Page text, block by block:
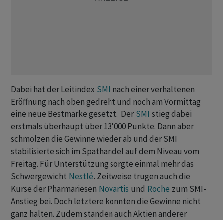
Dabei hat der Leitindex SMI nach einer verhaltenen
Eröffnung nach oben gedreht und noch am Vormittag
eine neue Bestmarke gesetzt. Der SMI stieg dabei
erstmals überhaupt über 13'000 Punkte. Dann aber
schmolzen die Gewinne wieder ab und der SMI
stabilisierte sich im Späthandel auf dem Niveau vom
Freitag. Für Unterstützung sorgte einmal mehr das
Schwergewicht Nestlé. Zeitweise trugen auch die
Kurse der Pharmariesen Novartis und Roche zum SMI-
Anstieg bei. Doch letztere konnten die Gewinne nicht
ganz halten. Zudem standen auch Aktien anderer